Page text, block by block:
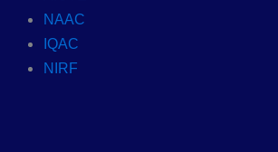
NAAC
IQAC
NIRF